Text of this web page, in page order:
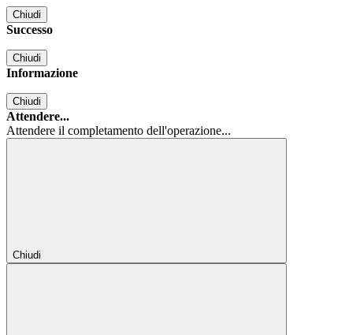
Chiudi
Successo
Chiudi
Informazione
Chiudi
Attendere...
Attendere il completamento dell'operazione...
Chiudi